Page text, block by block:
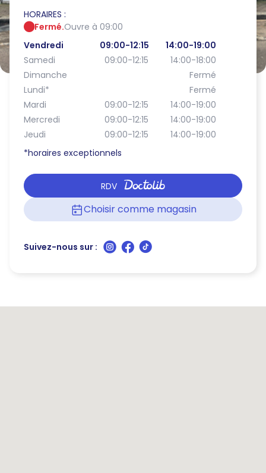
HORAIRES :
Fermé.Ouvre à 09:00
Vendredi
09:00-12:15
14:00-19:00
Samedi
09:00-12:15
14:00-18:00
Dimanche
Fermé
Lundi*
Fermé
Mardi
09:00-12:15
14:00-19:00
Mercredi
09:00-12:15
14:00-19:00
Jeudi
09:00-12:15
14:00-19:00
*horaires exceptionnels
RDV
Choisir comme magasin
Suivez-nous sur :